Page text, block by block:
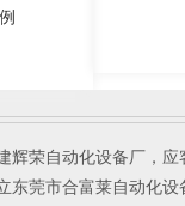
辉荣自动化设备厂，
东莞市合富莱自动化设